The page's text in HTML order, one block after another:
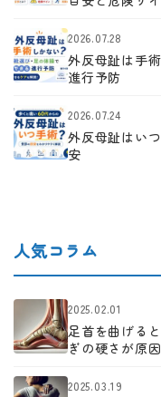
2026.07.28
外反母趾は手
進行予防
2026.07.24
外反母趾はい
安
人気コラム
2025.02.01
足首を曲げる
ぎの硬さが原
2025.03.19